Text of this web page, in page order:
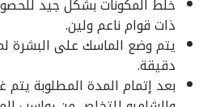
خلط المكونات بشكل جيد
ذات قوام ناعم ولين.
دقيقة.
بعد إتمام المدة المطلوبة يتم